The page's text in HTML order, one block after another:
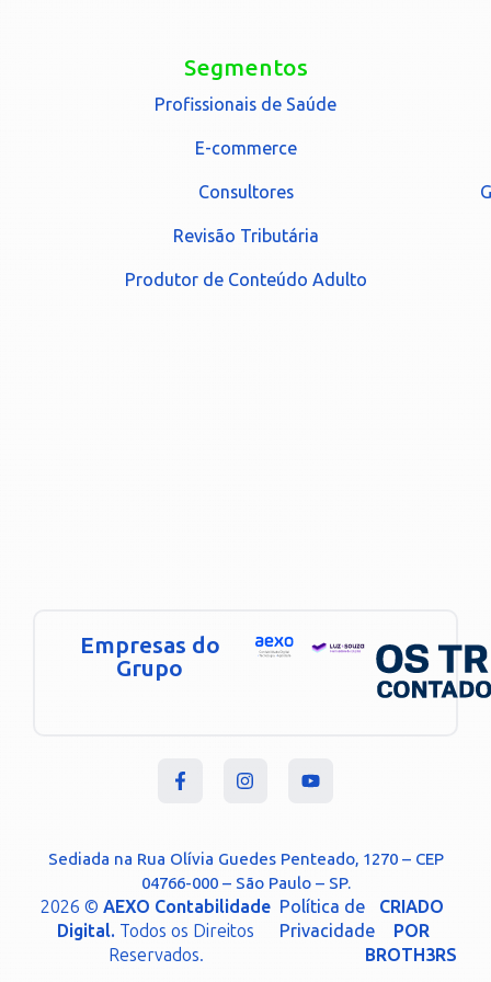
Segmentos
Profissionais de Saúde
E-commerce
Consultores
Revisão Tributária
Produtor de Conteúdo Adulto
Empresas do
Grupo
Sediada na Rua Olívia Guedes Penteado, 1270 – CEP
04766-000 – São Paulo – SP.
2026 ©AEXO Contabilidade
Digital. Todos os Direitos
Reservados.
Política de
Privacidade
CRIADO
POR
BROTH3RS